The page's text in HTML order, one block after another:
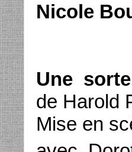
Nicole
Une
de Harold
Mise en